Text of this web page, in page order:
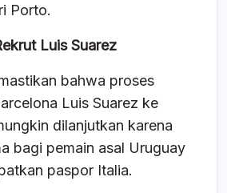
Porto.
Luis Suarez
bahwa proses
Luis Suarez ke
dilanjutkan karena
bagi pemain asal Uruguay
paspor Italia.